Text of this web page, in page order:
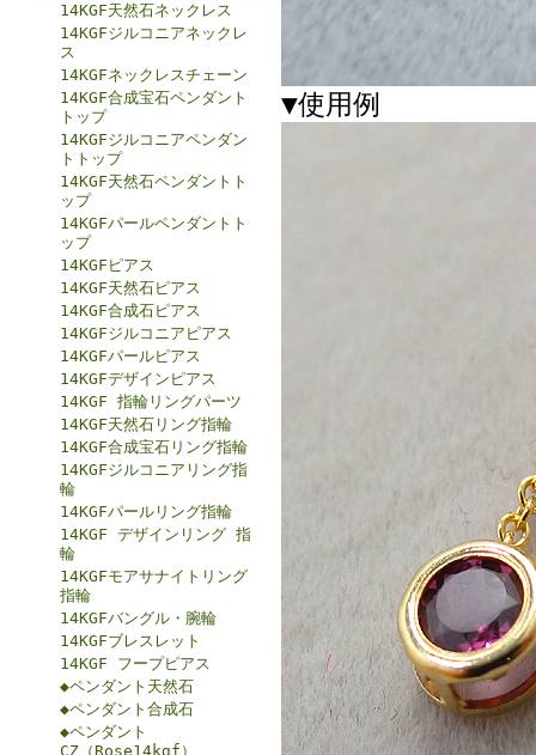
14KGF天然石ネックレス
14KGFジルコニアネックレ
ス
14KGFネックレスチェーン
14KGF合成宝石ペンダント
トップ
14KGFジルコニアペンダン
トトップ
14KGF天然石ペンダントト
ップ
14KGFパールペンダントト
ップ
14KGFピアス
14KGF天然石ピアス
14KGF合成石ピアス
14KGFジルコニアピアス
14KGFパールピアス
14KGFデザインピアス
14KGF 指輪リングパーツ
14KGF天然石リング指輪
14KGF合成宝石リング指輪
14KGFジルコニアリング指
輪
14KGFパールリング指輪
14KGF デザインリング 指
輪
14KGFモアサナイトリング
指輪
14KGFバングル・腕輪
14KGFブレスレット
14KGF フープピアス
◆ペンダント天然石
◆ペンダント合成石
◆ペンダント
CZ（Rose14kgf）
▼使用例